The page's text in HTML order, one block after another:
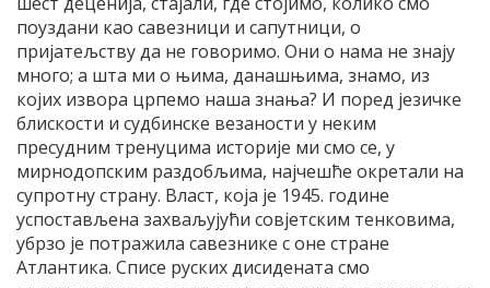
поуздани као савезници и сапутници, о
пријатељству да не говоримо. Они о нама не знају
много; а шта ми о њима, данашњима, знамо, из
којих извора црпемо наша знања? И поред језичке
блискости и судбинске везаности у неким
пресудним тренуцима историје ми смо се, у
мирнодопским раздобљима, најчешће окретали на
супротну страну. Власт, која је 1945. године
успостављена захваљујући совјетским тенковима,
убрзо је потражила савезнике с оне стране
Атлантика. Списе руских дисидената смо